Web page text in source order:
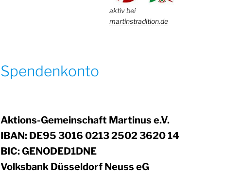
aktiv bei
martinstradition.de
Spendenkonto
Aktions-Gemeinschaft Martinus e.V.
IBAN: DE95 3016 0213 2502 3620 14
BIC: GENODED1DNE
Volksbank Düsseldorf Neuss eG